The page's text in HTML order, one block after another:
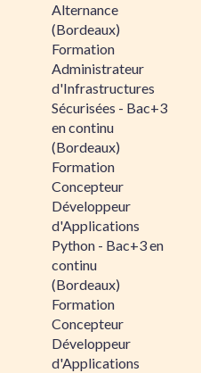
Alternance
(Bordeaux)
Formation
Administrateur
d'Infrastructures
Sécurisées - Bac+3
en continu
(Bordeaux)
Formation
Concepteur
Développeur
d'Applications
Python - Bac+3 en
continu
(Bordeaux)
Formation
Concepteur
Développeur
d'Applications